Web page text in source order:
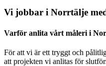
Vi jobbar i Norrtälje
Varför anlita vårt måleri i
För att vi är ett tryggt och
att projekten vi anlitas för